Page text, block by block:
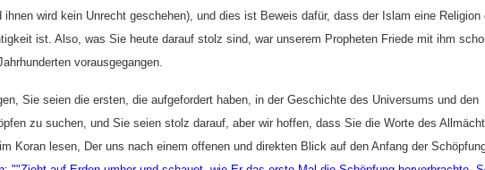
ihnen wird kein Unrecht geschehen), und dies ist Beweis dafür, dass der Islam eine Religion
ist. Also, was Sie heute darauf stolz sind, war unserem Propheten Friede mit ihm
vorausgegangen.
Sie seien die ersten, die aufgefordert haben, in der Geschichte des Universums und den
zu suchen, und Sie seien stolz darauf, aber wir hoffen, dass Sie die Worte des
Koran lesen, Der uns nach einem offenen und direkten Blick auf den Anfang der